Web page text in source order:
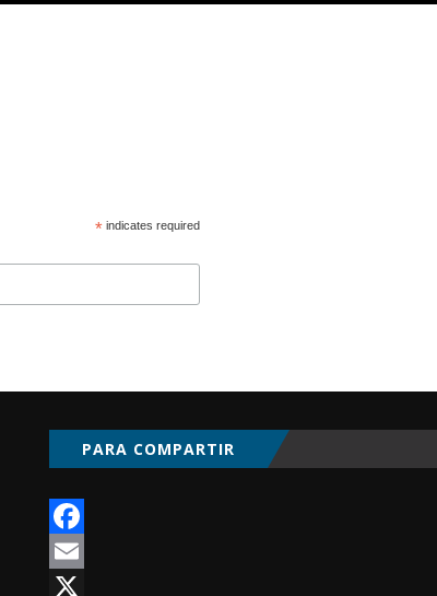
*indicates required
PARA COMPARTIR
Facebook
Email